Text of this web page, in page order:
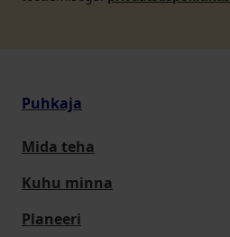
Puhkaja
Mida teha
Kuhu minna
Planeeri